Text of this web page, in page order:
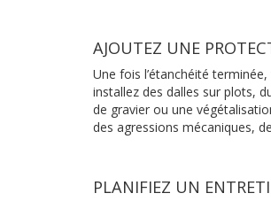
AJOUTEZ UNE
Une fois l’étanchéité
installez des dalles sur plots,
de gravier ou une
des agressions mécaniques,
PLANIFIEZ UN